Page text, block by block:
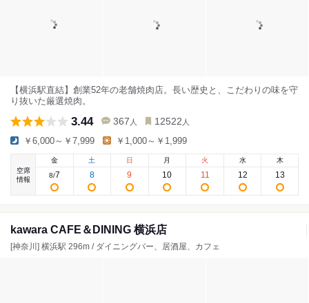
【横浜駅直結】創業52年の老舗焼肉店。長い歴史と、こだわりの味を守
り抜いた厳選焼肉。
3.44 367 人 12522 人
￥6,000～￥7,999 ￥1,000～￥1,999
空席
情報
金
8/7
土
8
日
9
月
10
火
11
水
12
木
13
kawara CAFE＆DINING 横浜店
[神奈川] 横浜駅 296m / ダイニングバー、居酒屋、カフェ